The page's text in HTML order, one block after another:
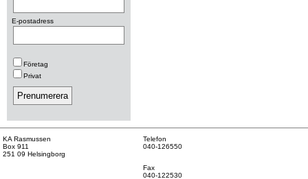
E-postadress
Företag
Privat
KA Rasmussen
Box 911
251 09 Helsingborg
Telefon
040-126550
Fax
040-122530